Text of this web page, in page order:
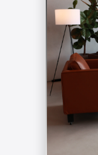
² | с